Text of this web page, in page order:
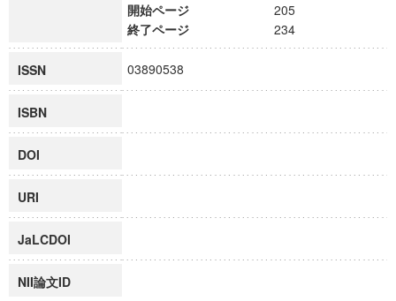
開始ページ
205
終了ページ
234
ISSN 03890538
ISBN
DOI
URI
JaLCDOI
NII論文ID